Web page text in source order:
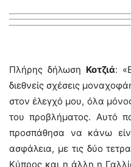
Πλήρης δήλωση Κοτζιά:
διεθνείς σχέσεις
στον έλεγχό μου, όλα
του προβλήματος. Αυτό
προσπάθησα να κάνω
ασφάλεια, με τις δύο
Κύπρος και η άλλη η